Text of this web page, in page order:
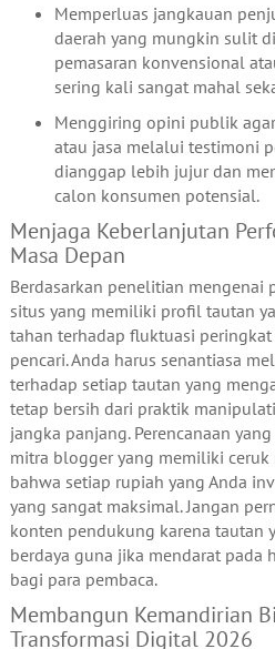
Memperluas jangkauan
daerah yang mungkin sulit
pemasaran konvensional
sering kali sangat mahal
Menggiring opini publik
atau jasa melalui testimoni
dianggap lebih jujur dan
calon konsumen potensial.
Menjaga Keberlanjutan
Masa Depan
Berdasarkan penelitian mengenai
situs yang memiliki profil tautan
tahan terhadap fluktuasi
pencari. Anda harus senantiasa
terhadap setiap tautan yang
tetap bersih dari praktik
jangka panjang. Perencanaan
mitra blogger yang memiliki ceruk
bahwa setiap rupiah yang Anda
yang sangat maksimal. Jangan
konten pendukung karena tautan
berdaya guna jika mendarat pada
bagi para pembaca.
Membangun Kemandirian
Transformasi Digital 2026